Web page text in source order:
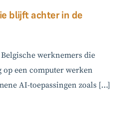
blijft achter in de
werknemers die
op een computer werken
AI-toepassingen zoals […]